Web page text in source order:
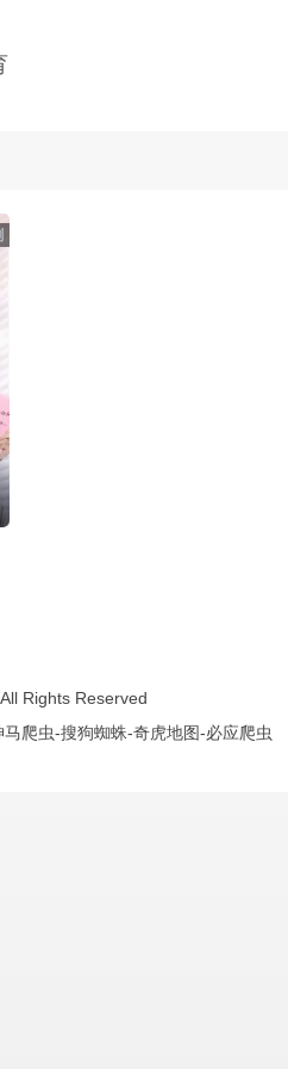
All Rights Reserved
马爬虫-搜狗蜘蛛-奇虎地图-必应爬虫